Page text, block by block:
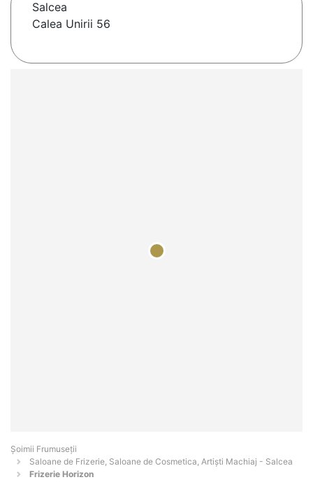
Salcea
Calea Unirii 56
Șoimii Frumuseții
Saloane de Frizerie, Saloane de Cosmetica, Artiști Machiaj - Salcea
Frizerie Horizon